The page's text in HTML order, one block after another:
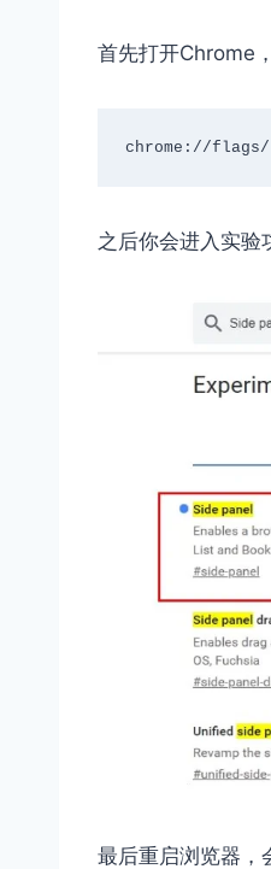
首先打开Chrome
chrome://flags/
之后你会进入实
最后重启浏览器，